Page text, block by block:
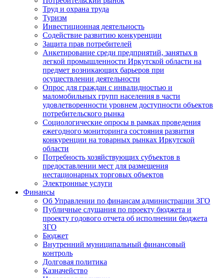
Труд и охрана труда
Туризм
Инвестиционная деятельность
Содействие развитию конкуренции
Защита прав потребителей
Анкетирование среди предприятий, занятых в
легкой промышленности Иркутской области на
предмет возникающих барьеров при
осуществлении деятельности
Опрос для граждан с инвалидностью и
маломобильных групп населения в части
удовлетворенности уровнем доступности объектов
потребительского рынка
Социологические опросы в рамках проведения
ежегодного мониторинга состояния развития
конкуренции на товарных рынках Иркутской
области
Потребность хозяйствующих субъектов в
предоставлении мест для размещения
нестационарных торговых объектов
Электронные услуги
Финансы
Об Управлении по финансам администрации ЗГО
Публичные слушания по проекту бюджета и
проекту годового отчета об исполнении бюджета
ЗГО
Бюджет
Внутренний муниципальный финансовый
контроль
Долговая политика
Казначейство